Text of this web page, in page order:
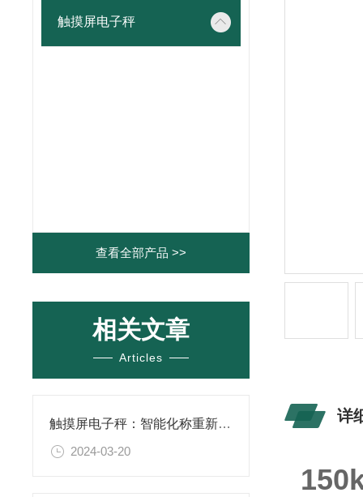
触摸屏电子秤
查看全部产品 >>
相关文章
Articles
触摸屏电子秤：智能化称重新选择
2024-03-20
详